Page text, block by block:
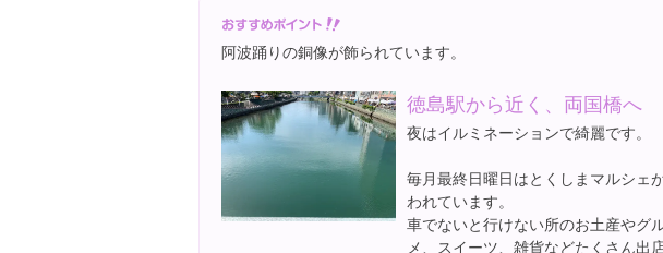
阿波踊りの銅像が飾られています。
徳島駅から近く、両国橋へ
夜はイルミネーションで綺麗です。
毎月最終日曜日はとくしまマルシェ
われています。
車でないと行けない所のお土産やグ
メ、スイーツ、雑貨などたくさん出